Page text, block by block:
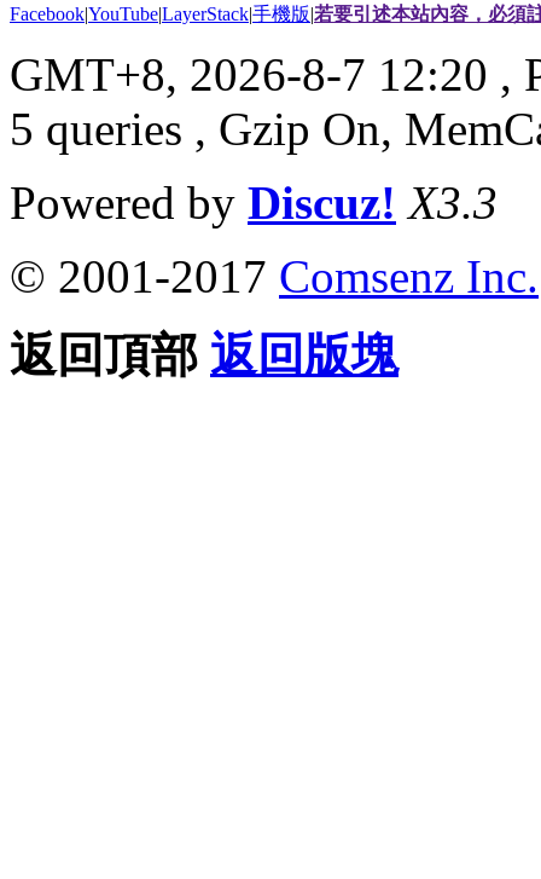
Facebook|YouTube|LayerStack|手機版|若要引述本站內容，必須
GMT+8, 2026-8-7 12:20 ,
5 queries , Gzip On,
Powered by Discuz! X3.3
© 2001-2017 Comsenz Inc.
返回頂部 返回版塊